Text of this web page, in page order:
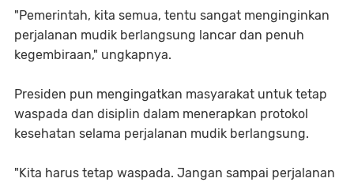
"Pemerintah, kita semua, tentu sangat menginginkan
perjalanan mudik berlangsung lancar dan penuh
kegembiraan," ungkapnya.
Presiden pun mengingatkan masyarakat untuk tetap
waspada dan disiplin dalam menerapkan protokol
kesehatan selama perjalanan mudik berlangsung.
"Kita harus tetap waspada. Jangan sampai perjalanan